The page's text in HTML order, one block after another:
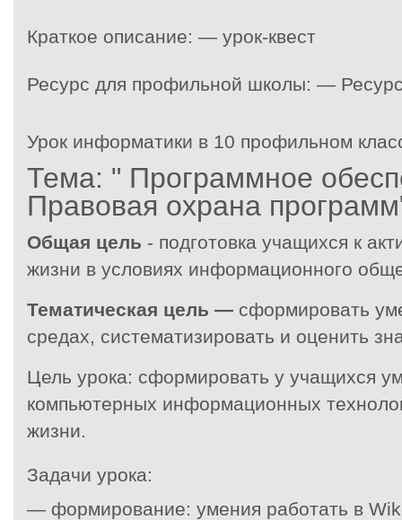
Краткое описание: — урок-квест
Ресурс для профильной школы: —
Урок информатики в 10 профильном
Тема: " Программное
Правовая охрана
Общая цель - подготовка учащихся к
жизни в условиях информационного
Тематическая цель — сформировать
средах, систематизировать и оценить
Цель урока: сформировать у учащихся
компьютерных информационных
жизни.
Задачи урока:
— формирование: умения работать в